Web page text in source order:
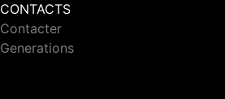
CONTACTS
Contacter
Generations